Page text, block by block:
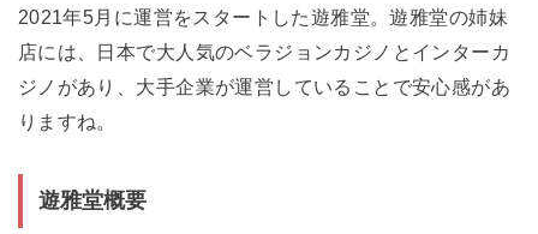
2021年5月に運営をスタートした遊雅堂。遊雅堂の姉妹
店には、日本で大人気のベラジョンカジノとインターカ
ジノがあり、大手企業が運営していることで安心感があ
りますね。
遊雅堂概要